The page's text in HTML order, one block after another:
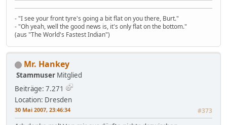
- "I see your front tyre's going a bit flat on you there, Burt."
- "Oh yeah, well the good news is, it's only flat on the bottom."
(aus "The World's Fastest Indian")
Mr. Hankey
Stammuser Mitglied
Beiträge: 7.271
Location: Dresden
30 Mai 2007, 23:46:34 #373